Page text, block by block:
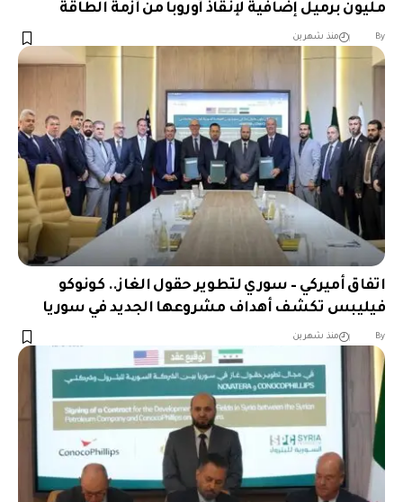
مليون برميل إضافية لإنقاذ أوروبا من أزمة الطاقة
By منذ شهرين
اتفاق أميركي – سوري لتطوير حقول الغاز.. كونوكو
فيليبس تكشف أهداف مشروعها الجديد في سوريا
By منذ شهرين